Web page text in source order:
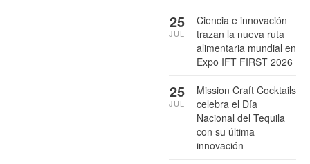
Ciencia e innovación
trazan la nueva ruta
alimentaria mundial en
Expo IFT FIRST 2026
25
JUL
Mission Craft Cocktails
celebra el Día
Nacional del Tequila
con su última
innovación
25
JUL